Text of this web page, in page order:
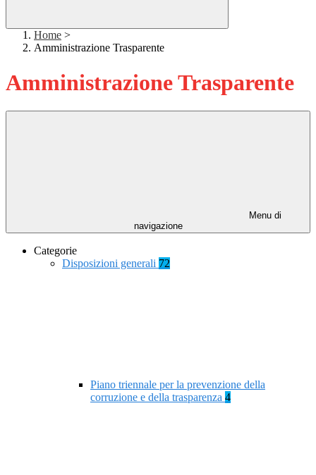
Home >
Amministrazione Trasparente
Amministrazione Trasparente
Menu di
navigazione
Categorie
Disposizioni generali 72
Piano triennale per la prevenzione della
corruzione e della trasparenza 4